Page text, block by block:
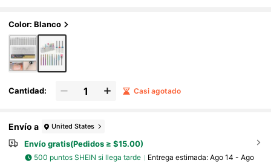
Color: Blanco
Cantidad: Casi agotado
Envío a United States
Envío gratis(Pedidos ≥ $15.00)
500 puntos SHEIN si llega tarde Entrega estimada: Ago 14 - Ago